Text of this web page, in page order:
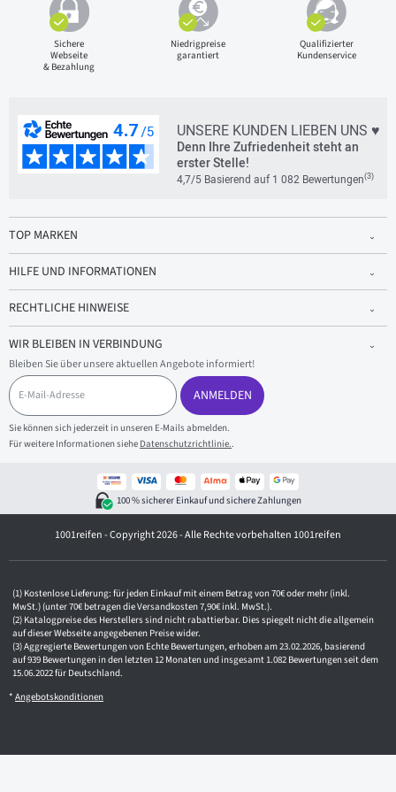
Sichere
Webseite
& Bezahlung
Niedrigpreise
garantiert
Qualifizierter
Kundenservice
UNSERE KUNDEN LIEBEN UNS ♥
Denn Ihre Zufriedenheit steht an
erster Stelle!
4,7/5 Basierend auf 1 082 Bewertungen(3)
TOP MARKEN
HILFE UND INFORMATIONEN
RECHTLICHE HINWEISE
WIR BLEIBEN IN VERBINDUNG
Bleiben Sie über unsere aktuellen Angebote informiert!
E
-
M
a
i
l
e
ANMELDEN
Sie können sich jederzeit in unseren E-Mails abmelden.
Für weitere Informationen siehe Datenschutzrichtlinie..
100 % sicherer Einkauf und sichere Zahlungen
1001reifen - Copyright 2026 - Alle Rechte vorbehalten 1001reifen
Kostenlose Lieferung: für jeden Einkauf mit einem Betrag von 70€ oder mehr (inkl.
MwSt.) (unter 70€ betragen die Versandkosten 7,90€ inkl. MwSt.).
Katalogpreise des Herstellers sind nicht rabattierbar. Dies spiegelt nicht die allgemein
auf dieser Webseite angegebenen Preise wider.
Aggregierte Bewertungen von Echte Bewertungen, erhoben am 23.02.2026, basierend
auf 939 Bewertungen in den letzten 12 Monaten und insgesamt 1.082 Bewertungen seit dem
15.06.2022 für Deutschland.
* Angebotskonditionen